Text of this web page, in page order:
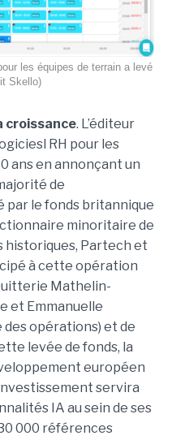
les équipes de terrain a levé
Skello)
croissance. L’éditeur
RH pour les
ans en annonçant un
de
par le fonds britannique
minoritaire de
historiques, Partech et
à cette opération
Mathelin-
et Emmanuelle
opérations) et de
levée de fonds, la
européen
servira
IA au sein de ses
000 références